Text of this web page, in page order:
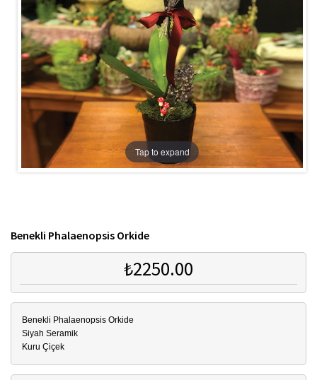
Tap to expand
Benekli Phalaenopsis Orkide
₺2250.00
Benekli Phalaenopsis Orkide
Siyah Seramik
Kuru Çiçek